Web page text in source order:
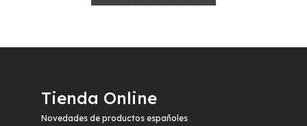
Tienda Online
Novedades de productos españoles